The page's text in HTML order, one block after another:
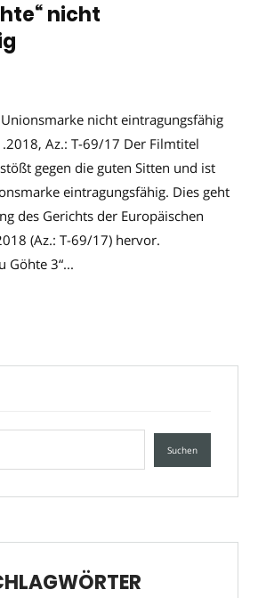
nicht
Unionsmarke nicht eintragungsfähig
Az.: T-69/17 Der Filmtitel
gegen die guten Sitten und ist
eintragungsfähig. Dies geht
des Gerichts der Europäischen
(Az.: T-69/17) hervor.
Göhte 3“...